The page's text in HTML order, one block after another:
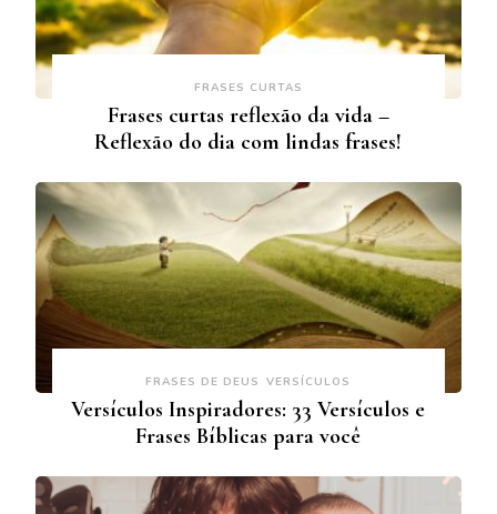
FRASES CURTAS
Frases curtas reflexão da vida –
Reflexão do dia com lindas frases!
FRASES DE DEUS VERSÍCULOS
Versículos Inspiradores: 33 Versículos e
Frases Bíblicas para você